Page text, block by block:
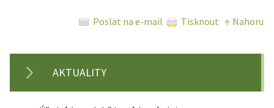
Poslat na e-mail Tisknout ↑ Nahoru
AKTUALITY